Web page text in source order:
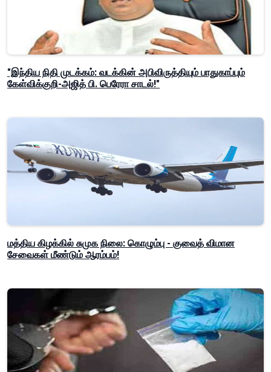
"இந்திய நிதி முடக்கம்: வடக்கின் அபிவிருத்தியும் பாதுகாப்பும்
கேள்விக்குறி-அஜித் பி. பெரேரா சாடல்!"
மத்திய கிழக்கில் சுமுக நிலை: கொழும்பு - குவைத் விமான
சேவைகள் மீண்டும் ஆரம்பம்!